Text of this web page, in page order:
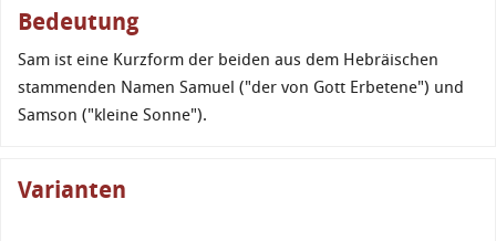
Bedeutung
Sam ist eine Kurzform der beiden aus dem Hebräischen
stammenden Namen Samuel ("der von Gott Erbetene") und
Samson ("kleine Sonne").
Varianten